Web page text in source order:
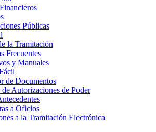
Públicas
la Tramitación
Frecuentes
y Manuales
de Documentos
Autorizaciones de Poder
a Oficios
a la Tramitación Electrónica